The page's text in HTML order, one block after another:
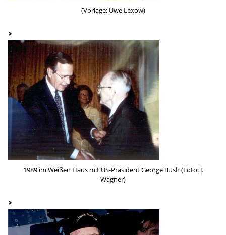
(Vorlage: Uwe Lexow)
1989 im Weißen Haus mit US-Präsident George Bush (Foto: J.
Wagner)